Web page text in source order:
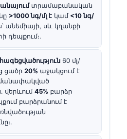
տրամաբանական
>1000 նգ/մլ է կամ <10 նգ/
անեմիայի, սև կղանքի
դեպքում։.
60 մլ/
ցածր 20% աջակցում է
վերևում45% բարձր
բարձրանում է